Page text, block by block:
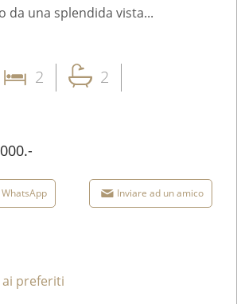
da una splendida vista...
2 2
Inviare ad un amico
preferiti